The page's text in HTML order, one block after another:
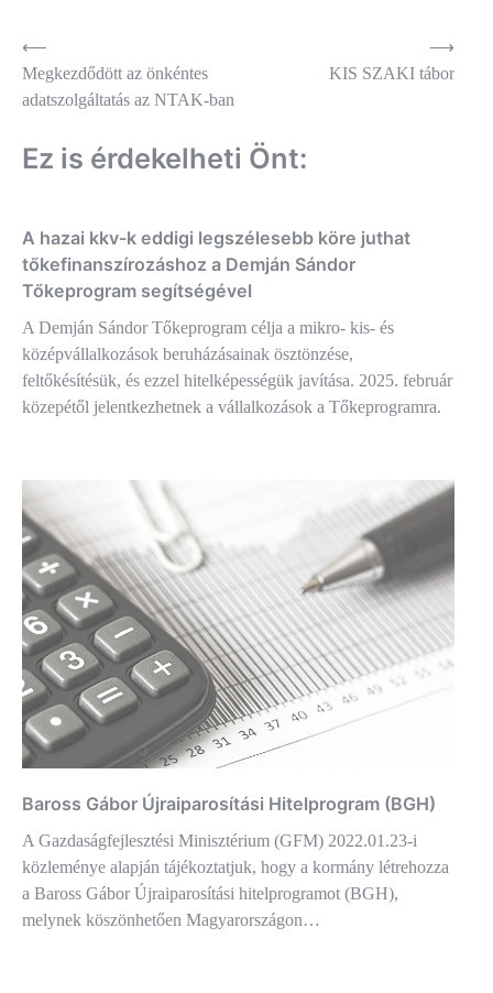
Bejegyzés
navigáció
⟵
Megkezdődött az önkéntes
adatszolgáltatás az NTAK-ban
KIS SZAKI tábor
⟶
Ez is érdekelheti Önt:
A hazai kkv-k eddigi legszélesebb köre juthat
tőkefinanszírozáshoz a Demján Sándor
Tőkeprogram segítségével
A Demján Sándor Tőkeprogram célja a mikro- kis- és
középvállalkozások beruházásainak ösztönzése,
feltőkésítésük, és ezzel hitelképességük javítása. 2025. február
közepétől jelentkezhetnek a vállalkozások a Tőkeprogramra.
Baross Gábor Újraiparosítási Hitelprogram (BGH)
A Gazdaságfejlesztési Minisztérium (GFM) 2022.01.23-i
közleménye alapján tájékoztatjuk, hogy a kormány létrehozza
a Baross Gábor Újraiparosítási hitelprogramot (BGH),
melynek köszönhetően Magyarországon…